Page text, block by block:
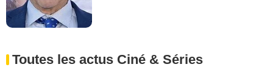
Toutes les actus Ciné & Séries